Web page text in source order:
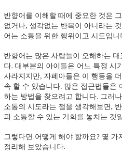
반향어를 이해할 때에 중요한 것은
없거나, 생각없는 반복이 아니라는
어는 소통을 위한 행위이고 시도입니
반향어는 많은 사람들이 오해하는
다. 대부분의 아이들은 어느 특정 시
사라지지만, 자폐아들은 이 행동을
속 할 수 있습니다. 많은 접근법들은
하는 방법을 찾으려고 합니다. 그러
소통의 시도라는 점을 생각해보면,
과 소통할 수 있는 기회를 놓치는 것
그렇다면 어떻게 해야 할까요? 몇 가
정리해 보았습니다.